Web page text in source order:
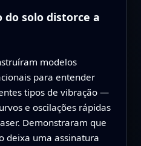
do solo distorce a
modelos
para entender
tipos de vibração —
e oscilações rápidas
Demonstraram que
deixa uma assinatura